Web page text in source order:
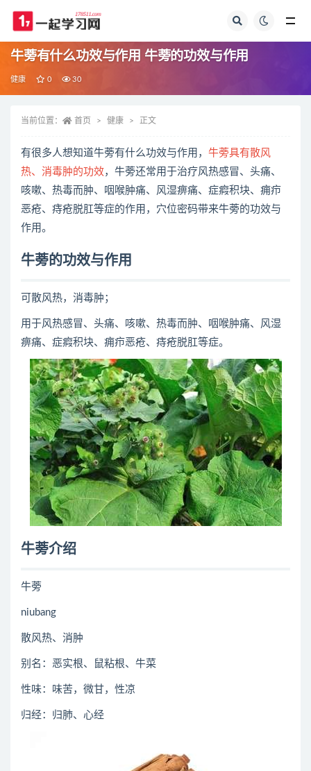
牛蒡有什么功效与作用 牛蒡的功效与作用
健康 0 30
当前位置： 首页 健康 正文
有很多人想知道牛蒡有什么功效与作用， 牛蒡具有散风
热、消毒肿的功效，牛蒡还常用于治疗风热感冒、头痛、
咳嗽、热毒而肿、咽喉肿痛、风湿痹痛、症瘕积块、痈疖
恶疮、痔疮脱肛等症的作用，穴位密码带来牛蒡的功效与
作用。
牛蒡的功效与作用
可散风热，消毒肿；
用于风热感冒、头痛、咳嗽、热毒而肿、咽喉肿痛、风湿
痹痛、症瘕积块、痈疖恶疮、痔疮脱肛等症。
牛蒡介绍
牛蒡
niubang
散风热、消肿
别名：恶实根、鼠粘根、牛菜
性味：味苦，微甘，性凉
归经：归肺、心经